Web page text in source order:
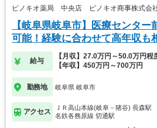
ピノキオ薬局 中央店 ピノキオ商事株式会
【岐阜県岐阜市】医療センタ
可能！経験に合わせて高年収も
給与
【月収】27.0万円～50.0万円程
【年収】450万円～700万円
勤務地 岐阜県 岐阜市
アクセス
ＪＲ高山本線(岐阜－猪谷) 長森駅
名鉄各務原線 切通駅